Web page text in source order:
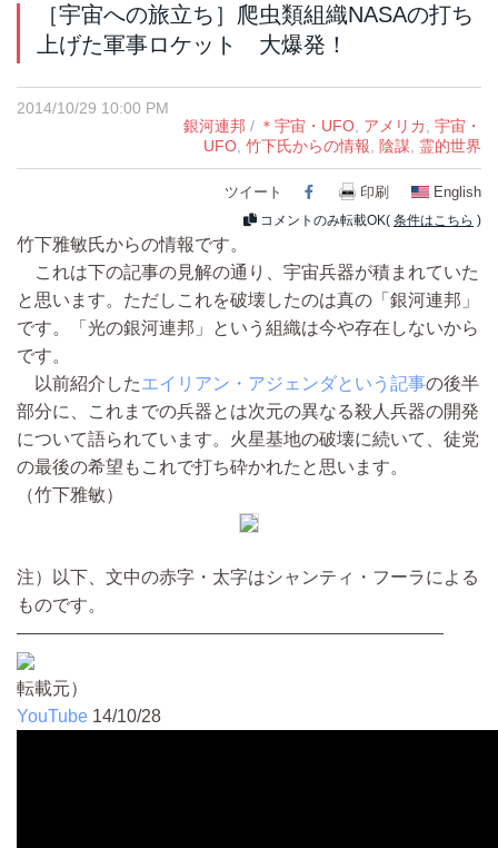
［宇宙への旅立ち］爬虫類組織NASAの打ち
上げた軍事ロケット 大爆発！
2014/10/29 10:00 PM
銀河連邦 / ＊宇宙・UFO アメリカ
宇宙・
UFO 竹下氏からの情報 陰謀 霊的世界
ツイート Facebook
印刷 English
コメントのみ転載OK( 条件はこちら )
竹下雅敏氏からの情報です。
これは下の記事の見解の通り、宇宙兵器が積まれていた
と思います。ただしこれを破壊したのは真の「銀河連邦」
です。「光の銀河連邦」という組織は今や存在しないから
です。
以前紹介したエイリアン・アジェンダという記事の後半
部分に、これまでの兵器とは次元の異なる殺人兵器の開発
について語られています。火星基地の破壊に続いて、徒党
の最後の希望もこれで打ち砕かれたと思います。
（竹下雅敏）
注）以下、文中の赤字・太字はシャンティ・フーラによる
ものです。
————————————————————————
転載元）
YouTube 14/10/28